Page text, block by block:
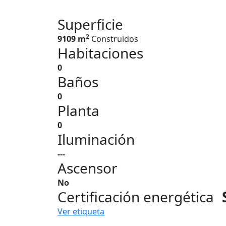
Superficie
9109 m2 Construidos
Habitaciones
0
Baños
0
Planta
0
Iluminación
---
Ascensor
No
Certificación energética
Ver etiqueta